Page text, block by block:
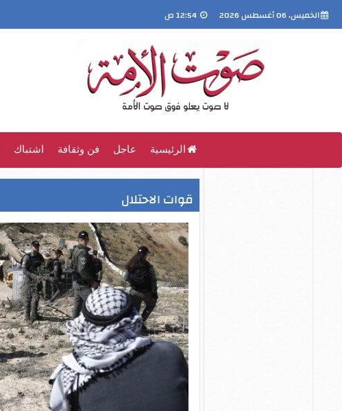
الخميس، 06 أغسطس 2026
الرئيسية عاجل فن وثقافة اشتباك
قوات الاحتلال